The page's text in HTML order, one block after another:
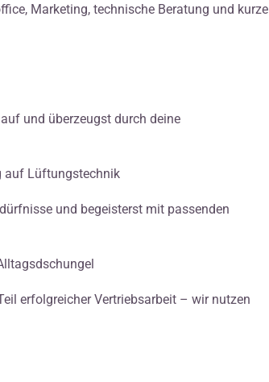
Marketing, technische Beratung und kurze
und überzeugst durch deine
auf Lüftungstechnik
und begeisterst mit passenden
erfolgreicher Vertriebsarbeit – wir nutzen